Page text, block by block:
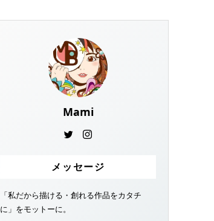
Mami
メッセージ
「私だから描ける・創れる作品をカタチ
に」をモットーに。